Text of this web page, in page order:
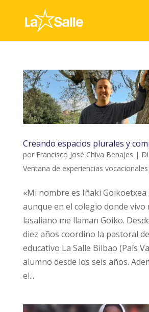
Creando espacios plurales y
por Francisco José Chiva Benajes |
Ventana de experiencias
«Mi nombre es Iñaki Goikoetxea
aunque en el colegio donde vivo
lasaliano me llaman Goiko.
diez años coordino la pastoral
educativo La Salle Bilbao (País
alumno desde los seis años.
el...